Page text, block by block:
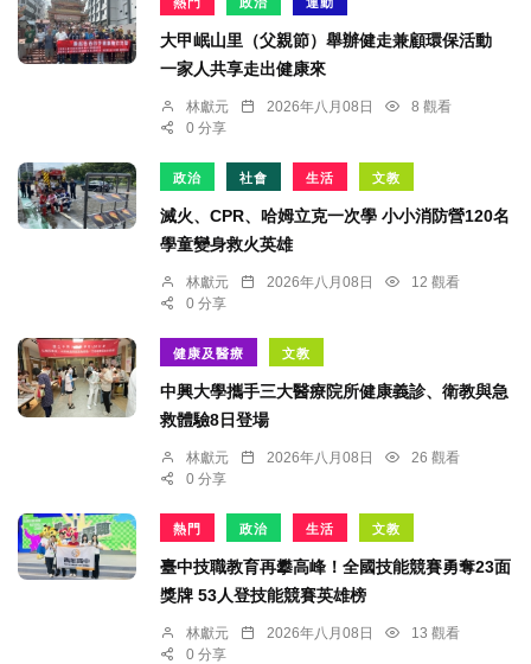
大甲岷山里（父親節）舉辦健走兼顧環保活動
一家人共享走出健康來
林獻元 2026年八月08日
8 觀看
0 分享
政治 社會 生活 文教
滅火、CPR、哈姆立克一次學 小小消防營120名
學童變身救火英雄
林獻元 2026年八月08日
12 觀看
0 分享
健康及醫療 文教
中興大學攜手三大醫療院所健康義診、衛教與急
救體驗8日登場
林獻元 2026年八月08日
26 觀看
0 分享
熱門 政治 生活 文教
臺中技職教育再攀高峰！全國技能競賽勇奪23面
獎牌 53人登技能競賽英雄榜
林獻元 2026年八月08日
13 觀看
0 分享